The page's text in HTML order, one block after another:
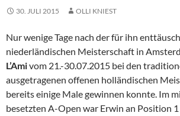
30. JULI 2015 OLLI KNIEST
Nur wenige Tage nach der für ihn
niederländischen Meisterschaft in
L’Amivom 21.-30.07.2015 bei den
ausgetragenen offenen holländischen
bereits einige Male gewinnen konnte. Im
besetzten A-Open war Erwin an Position